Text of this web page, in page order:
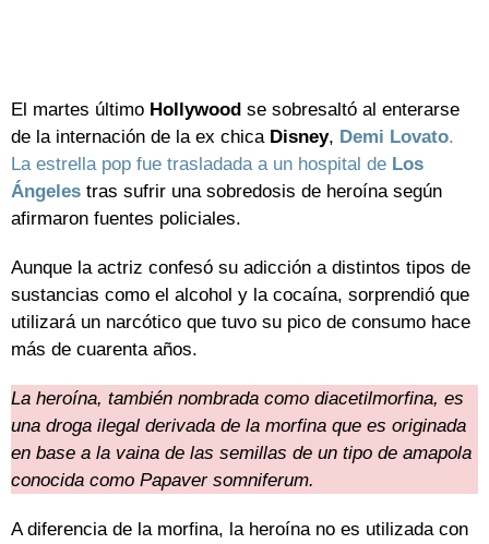
El martes último Hollywood se sobresaltó al enterarse
de la internación de la ex chica Disney, Demi Lovato.
La estrella pop fue trasladada a un hospital de Los
Ángeles tras sufrir una sobredosis de heroína según
afirmaron fuentes policiales.
Aunque la actriz confesó su adicción a distintos tipos de
sustancias como el alcohol y la cocaína, sorprendió que
utilizará un narcótico que tuvo su pico de consumo hace
más de cuarenta años.
La heroína, también nombrada como diacetilmorfina, es
una droga ilegal derivada de la morfina que es originada
en base a la vaina de las semillas de un tipo de amapola
conocida como Papaver somniferum.
A diferencia de la morfina, la heroína no es utilizada con